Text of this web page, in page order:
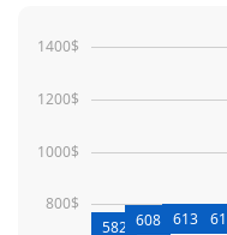
800$
1000$
1200$
1400$
582 608 613